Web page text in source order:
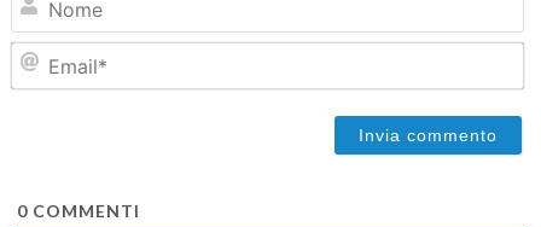
0COMMENTI